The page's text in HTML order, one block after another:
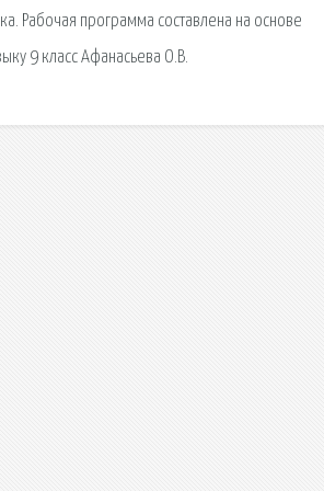
Рабочая программа составлена на основе
9 класс Афанасьева О.В.